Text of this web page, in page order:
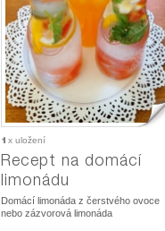
1 x uložení
Recept na domácí
limonádu
Domácí limonáda z čerstvého ovoce
nebo zázvorová limonáda